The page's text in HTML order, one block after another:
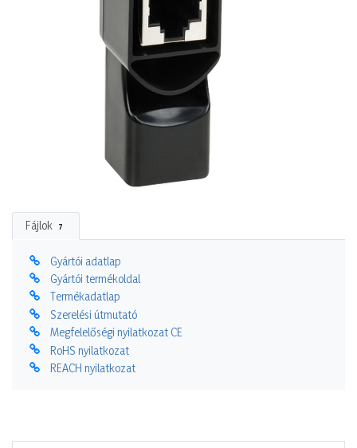
Fájlok 7
Gyártói adatlap
Gyártói termékoldal
Termékadatlap
Szerelési útmutató
Megfelelőségi nyilatkozat CE
RoHS nyilatkozat
REACH nyilatkozat